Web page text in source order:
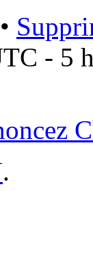
•
- 5
.